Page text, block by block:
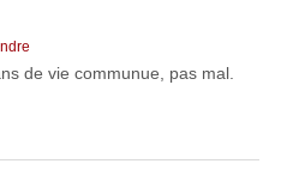
de vie communue, pas mal.